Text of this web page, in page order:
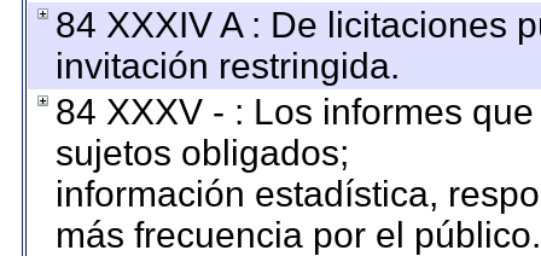
84 XXXIV A : De licitaciones
invitación restringida.
84 XXXV - : Los informes
sujetos obligados;
información estadística,
más frecuencia por el público.